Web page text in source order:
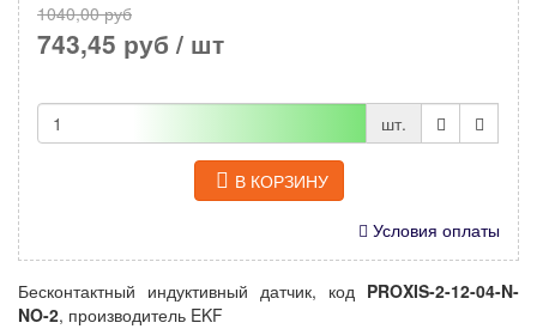
1040,00 руб
743,45 руб / шт
шт.
В КОРЗИНУ
Условия оплаты
Бесконтактный индуктивный датчик, код PROXIS-2-12-04-N-
NO-2, производитель EKF